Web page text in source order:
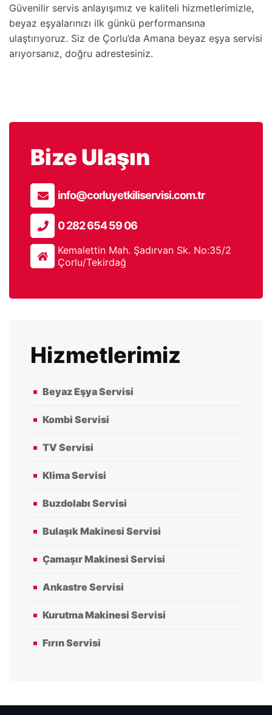
Bize Ulaşın
info@corluyetkiliservisi.com.tr
0 282 654 59 06
Kemalettin Mah. Şadırvan Sk. No:35/2
Çorlu/Tekirdağ
Hizmetlerimiz
Beyaz Eşya Servisi
Kombi Servisi
TV Servisi
Klima Servisi
Buzdolabı Servisi
Bulaşık Makinesi Servisi
Çamaşır Makinesi Servisi
Ankastre Servisi
Kurutma Makinesi Servisi
Fırın Servisi
Güvenilir servis anlayışımız ve kaliteli hizmetlerimizle,
beyaz eşyalarınızı ilk günkü performansına
ulaştırıyoruz. Siz de Çorlu’da Amana beyaz eşya servisi
arıyorsanız, doğru adrestesiniz.